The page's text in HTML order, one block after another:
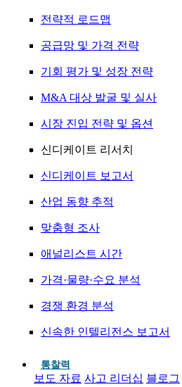
전략적 로드맵
공급망 및 가격 전략
기회 평가 및 성장 전략
M&A 대상 발굴 및 실사
시장 진입 전략 및 옵션
신디케이트 리서치
신디케이트 보고서
산업 동향 추적
맞춤형 조사
애널리스트 시간
가격·물량·수요 분석
경쟁 환경 분석
신속한 인텔리전스 보고서
통찰력
보도 자료 사고 리더십 블로그